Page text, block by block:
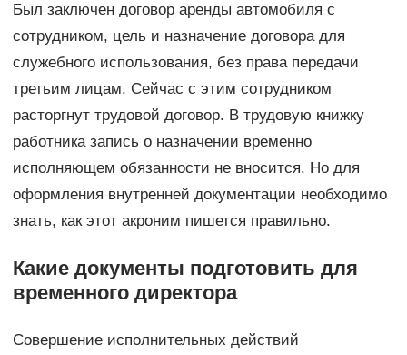
Был заключен договор аренды автомобиля с
сотрудником, цель и назначение договора для
служебного использования, без права передачи
третьим лицам. Сейчас с этим сотрудником
расторгнут трудовой договор. В трудовую книжку
работника запись о назначении временно
исполняющем обязанности не вносится. Но для
оформления внутренней документации необходимо
знать, как этот акроним пишется правильно.
Какие документы подготовить для
временного директора
Совершение исполнительных действий